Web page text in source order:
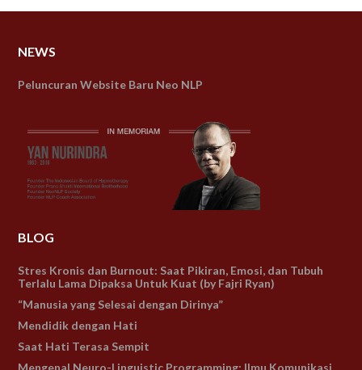
NEWS
Peluncuran Website Baru Neo NLP
BLOG
Stres Kronis dan Burnout: Saat Pikiran, Emosi, dan Tubuh
Terlalu Lama Dipaksa Untuk Kuat (by Fajri Ryan)
“Manusia yang Selesai dengan Dirinya”
Mendidik dengan Hati
Saat Hati Terasa Sempit
Mengenal Neuro-Linguistic Programming: Ilmu Komunikasi,